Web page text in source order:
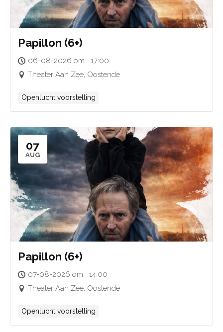
Papillon (6+)
06-08-2026 om 17:00
Theater Aan Zee, Oostende
Openlucht voorstelling
07
AUG
Papillon (6+)
07-08-2026 om 14:00
Theater Aan Zee, Oostende
Openlucht voorstelling